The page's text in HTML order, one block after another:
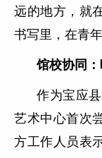
远的地方，就
书写里，在青
馆校协同
作为宝应
艺术中心首次
方工作人员表